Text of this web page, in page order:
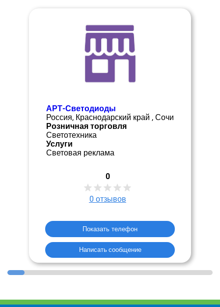
АРТ-Светодиоды
Россия, Краснодарский край , Сочи
Розничная торговля
Светотехника
Услуги
Световая реклама
0
0 отзывов
Показать телефон
Написать сообщение